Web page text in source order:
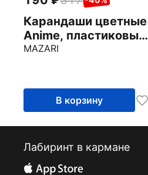
Карандаши цветные
Anime, пластиковые,
24 цвета
MAZARI
В корзину
Лабиринт в кармане